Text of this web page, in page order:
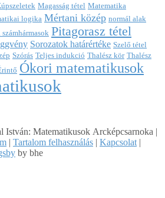
Magasság tétel Matematika
logika Mértani közép normál alak
Pitagorasz tétel
Sorozatok határértéke Szelő tétel
Szórás Teljes indukció Thalész kör Thalész
Ókori matematikusok
Matematikusok Arcképcsarnoka |
| Tartalom felhasználás | Kapcsolat |
by bhe